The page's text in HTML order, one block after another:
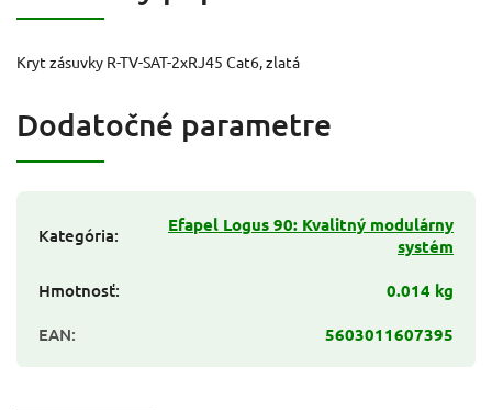
Kryt zásuvky R-TV-SAT-2xRJ45 Cat6, zlatá
Dodatočné parametre
Kategória:
Efapel Logus 90: Kvalitný modulárny
systém
Hmotnosť:
0.014 kg
EAN: 5603011607395